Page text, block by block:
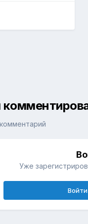
Уже